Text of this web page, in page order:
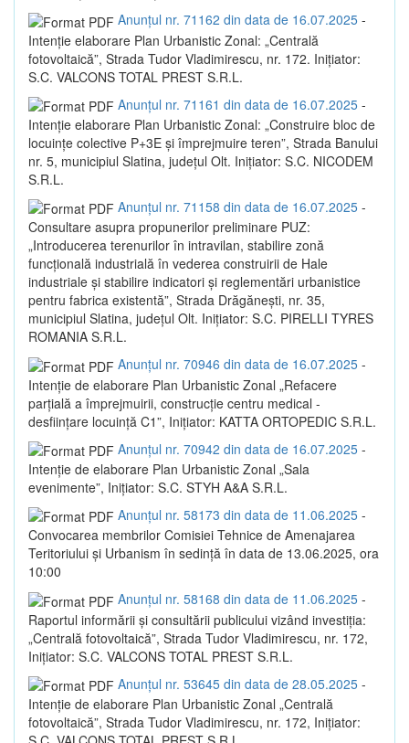
Anunțul nr. 71162 din data de 16.07.2025 -
Intenție elaborare Plan Urbanistic Zonal: „Centrală
fotovoltaică”, Strada Tudor Vladimirescu, nr. 172. Inițiator:
S.C. VALCONS TOTAL PREST S.R.L.
Anunțul nr. 71161 din data de 16.07.2025 -
Intenție elaborare Plan Urbanistic Zonal: „Construire bloc de
locuințe colective P+3E și împrejmuire teren”, Strada Banului
nr. 5, municipiul Slatina, județul Olt. Inițiator: S.C. NICODEM
S.R.L.
Anunțul nr. 71158 din data de 16.07.2025 -
Consultare asupra propunerilor preliminare PUZ:
„Introducerea terenurilor în intravilan, stabilire zonă
funcțională industrială în vederea construirii de Hale
industriale și stabilire indicatori și reglementări urbanistice
pentru fabrica existentă”, Strada Drăgănești, nr. 35,
municipiul Slatina, județul Olt. Inițiator: S.C. PIRELLI TYRES
ROMANIA S.R.L.
Anunțul nr. 70946 din data de 16.07.2025 -
Intenție de elaborare Plan Urbanistic Zonal „Refacere
parțială a împrejmuirii, construcție centru medical -
desființare locuință C1”, Inițiator: KATTA ORTOPEDIC S.R.L.
Anunțul nr. 70942 din data de 16.07.2025 -
Intenție de elaborare Plan Urbanistic Zonal „Sala
evenimente”, Inițiator: S.C. STYH A&A S.R.L.
Anunțul nr. 58173 din data de 11.06.2025 -
Convocarea membrilor Comisiei Tehnice de Amenajarea
Teritoriului și Urbanism în sedință în data de 13.06.2025, ora
10:00
Anunțul nr. 58168 din data de 11.06.2025 -
Raportul informării și consultării publicului vizând investiția:
„Centrală fotovoltaică”, Strada Tudor Vladimirescu, nr. 172,
Inițiator: S.C. VALCONS TOTAL PREST S.R.L.
Anunțul nr. 53645 din data de 28.05.2025 -
Intenție de elaborare Plan Urbanistic Zonal „Centrală
fotovoltaică”, Strada Tudor Vladimirescu, nr. 172, Inițiator: